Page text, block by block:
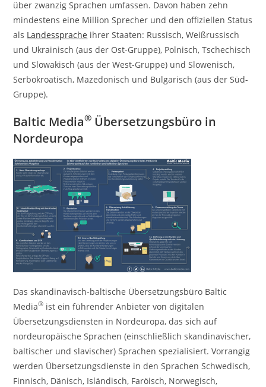
über zwanzig Sprachen umfassen. Davon haben zehn
mindestens eine Million Sprecher und den offiziellen Status
als Landessprache ihrer Staaten: Russisch, Weißrussisch
und Ukrainisch (aus der Ost-Gruppe), Polnisch, Tschechisch
und Slowakisch (aus der West-Gruppe) und Slowenisch,
Serbokroatisch, Mazedonisch und Bulgarisch (aus der Süd-
Gruppe).
Baltic Media® Übersetzungsbüro in
Nordeuropa
Das skandinavisch-baltische Übersetzungsbüro Baltic
Media® ist ein führender Anbieter von digitalen
Übersetzungsdiensten in Nordeuropa, das sich auf
nordeuropäische Sprachen (einschließlich skandinavischer,
baltischer und slavischer) Sprachen spezialisiert. Vorrangig
werden Übersetzungsdienste in den Sprachen Schwedisch,
Finnisch, Dänisch, Isländisch, Faröisch, Norwegisch,